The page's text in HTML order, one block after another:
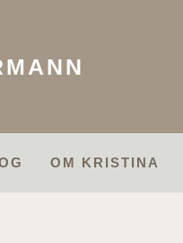
OM KRISTINA